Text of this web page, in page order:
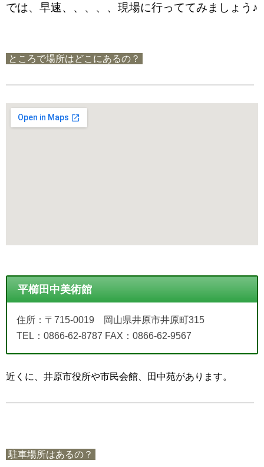
では、早速、、、、、現場に行っててみましょう♪
ところで場所はどこにあるの？
平櫛田中美術館
住所：〒715-0019 岡山県井原市井原町315
TEL：0866-62-8787 FAX：0866-62-9567
近くに、井原市役所や市民会館、田中苑があります。
駐車場所はあるの？